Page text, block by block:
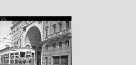
per aumentarne la
l'oscuramento), sul
è addirittura arrampicato
destra il negozio di
Raineri Beretta